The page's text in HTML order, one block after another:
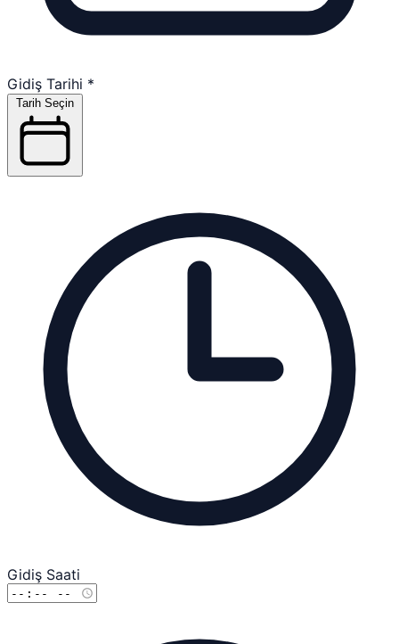
Gidiş Tarihi *
Gidiş Saati